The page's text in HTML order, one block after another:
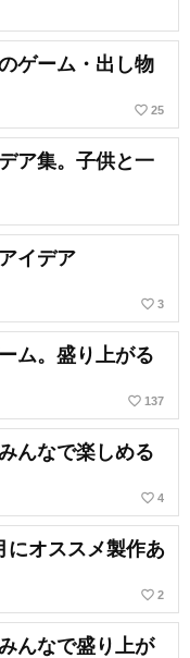
ゲーム・出し物
favorite_border 25
ア集。子供と一
イデア
favorite_border 3
ム。盛り上がる
favorite_border 137
んなで楽しめる
favorite_border 4
にオススメ製作あ
favorite_border 2
んなで盛り上が